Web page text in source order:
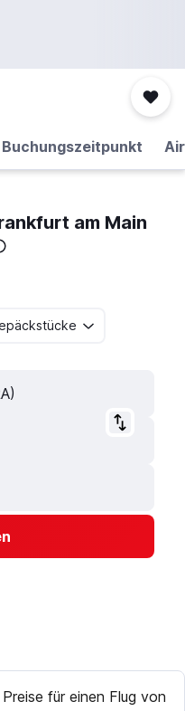
Buchungszeitpunkt
am Main
für einen Flug von